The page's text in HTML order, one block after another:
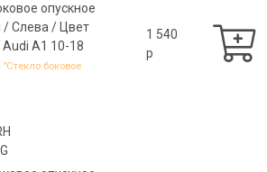
опускное
/ Слева / Цвет
A1 10-18
"Стекло боковое
1 540
p